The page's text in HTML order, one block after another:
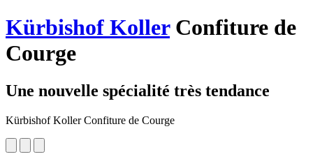
Kürbishof KollerConfiture de
Courge
Une nouvelle spécialité très tendance
Kürbishof Koller Confiture de Courge